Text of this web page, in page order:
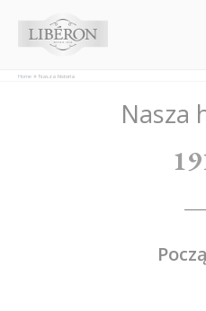
Home Nasza historia
Nasza